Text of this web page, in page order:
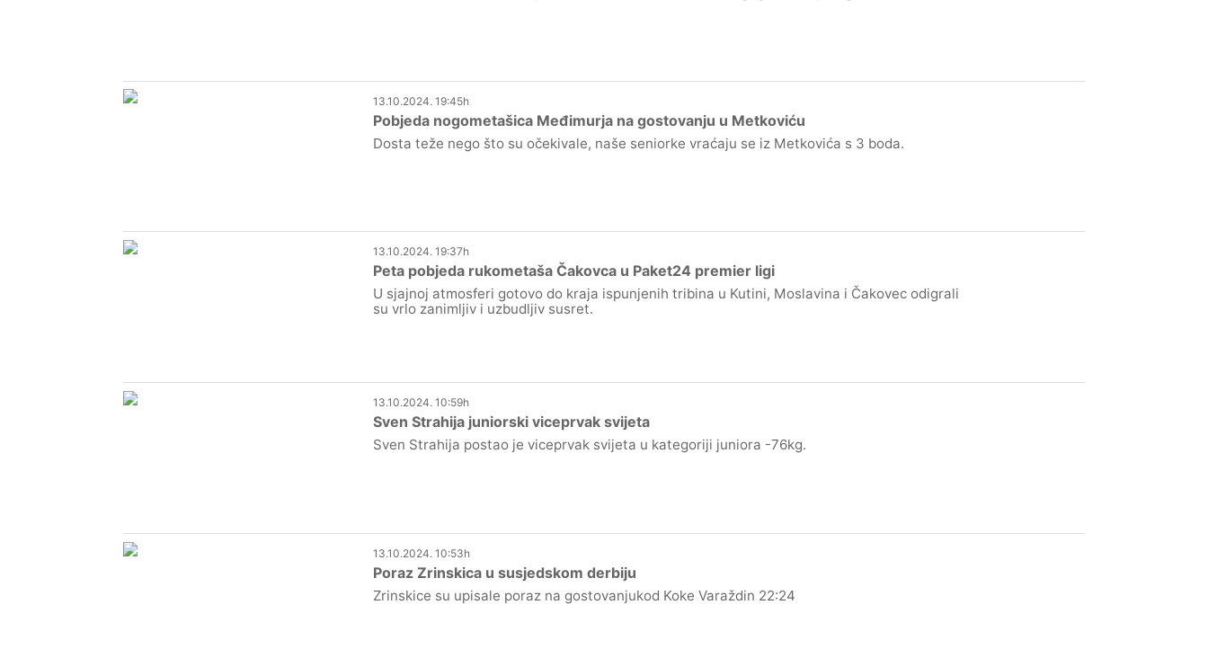
13.10.2024. 19:45h
Pobjeda nogometašica Međimurja na gostovanju u Metkoviću
Dosta teže nego što su očekivale, naše seniorke vraćaju se iz Metkovića s 3 boda.
13.10.2024. 19:37h
Peta pobjeda rukometaša Čakovca u Paket24 premier ligi
U sjajnoj atmosferi gotovo do kraja ispunjenih tribina u Kutini, Moslavina i Čakovec odigrali
su vrlo zanimljiv i uzbudljiv susret.
13.10.2024. 10:59h
Sven Strahija juniorski viceprvak svijeta
Sven Strahija postao je viceprvak svijeta u kategoriji juniora -76kg.
13.10.2024. 10:53h
Poraz Zrinskica u susjedskom derbiju
Zrinskice su upisale poraz na gostovanjukod Koke Varaždin 22:24